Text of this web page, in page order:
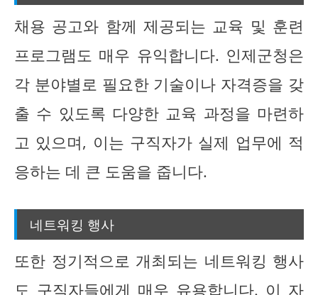
채용 공고와 함께 제공되는 교육 및 훈련
프로그램도 매우 유익합니다. 인제군청은
각 분야별로 필요한 기술이나 자격증을 갖
출 수 있도록 다양한 교육 과정을 마련하
고 있으며, 이는 구직자가 실제 업무에 적
응하는 데 큰 도움을 줍니다.
네트워킹 행사
또한 정기적으로 개최되는 네트워킹 행사
도 구직자들에게 매우 유용합니다. 이 자